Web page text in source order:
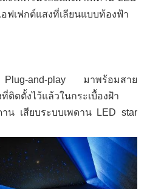
ฟเฟกต์แสงที่เลียนแบบท้องฟ้า
and-play มาพร้อมสาย
ติดตั้งไว้แล้วในกระเบื้องฝ้า
น เสียบระบบเพดาน LED star